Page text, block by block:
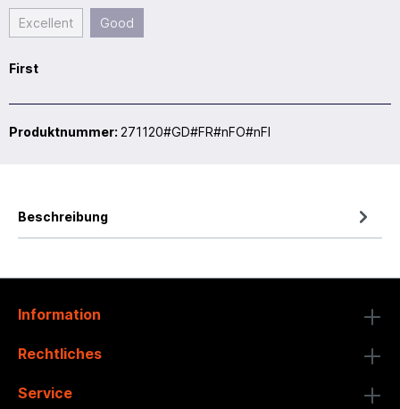
Excellent Good
First
Produktnummer: 271120#GD#FR#nFO#nFI
Beschreibung
Information
Rechtliches
Service